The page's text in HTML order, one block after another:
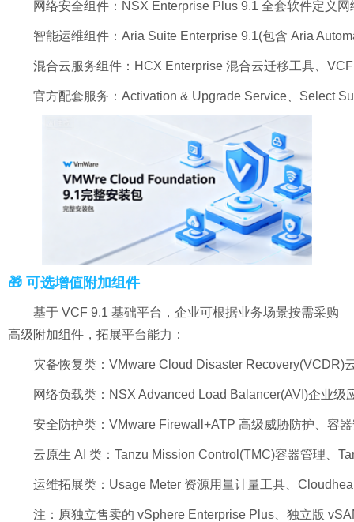
网络安全组件：NSX Enterprise Plus 9.1 全套软件定义
智能运维组件：Aria Suite Enterprise 9.1(包含 Aria
混合云服务组件：HCX Enterprise 混合云迁移工具、
官方配套服务：Activation & Upgrade Service、Select
🎁 可选增值附加组件
基于 VCF 9.1 基础平台，企业可根据业务场景按需采购
高级附加组件，拓展平台能力：
灾备恢复类：VMware Cloud Disaster Recovery(VCDR)
网络负载类：NSX Advanced Load Balancer(AVI)企业级
安全防护类：VMware Firewall+ATP 高级威胁防护、容
云原生 AI 类：Tanzu Mission Control(TMC)容器管理、
运维拓展类：Usage Meter 资源用量计量工具、
注：原独立售卖的 vSphere Enterprise Plus、独立版